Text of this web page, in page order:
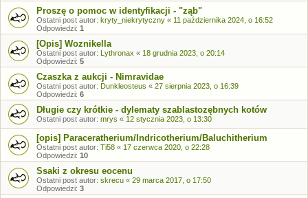
Proszę o pomoc w identyfikacji - "ząb"
Ostatni post autor: kryty_niekrytyczny « 11 października 2024, o 16:52
Odpowiedzi: 1
[Opis] Woznikella
Ostatni post autor: Lythronax « 18 grudnia 2023, o 20:14
Odpowiedzi: 5
Czaszka z aukcji - Nimravidae
Ostatni post autor: Dunkleosteus « 27 sierpnia 2023, o 16:39
Odpowiedzi: 6
Długie czy krótkie - dylematy szablastozębnych kotów
Ostatni post autor: mrys « 12 stycznia 2023, o 13:30
[opis] Paraceratherium/Indricotherium/Baluchitherium
Ostatni post autor: Ti58 « 17 czerwca 2020, o 22:28
Odpowiedzi: 10
Ssaki z okresu eocenu
Ostatni post autor: skrecu « 29 marca 2017, o 17:50
Odpowiedzi: 3